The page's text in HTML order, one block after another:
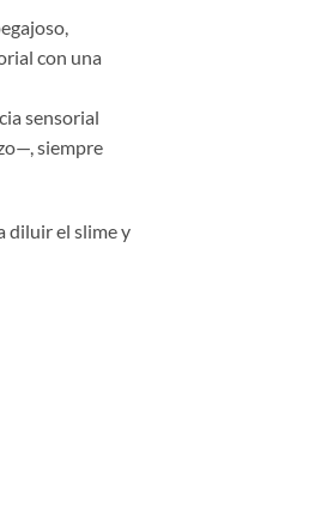
con una
sensorial
siempre
diluir el slime y